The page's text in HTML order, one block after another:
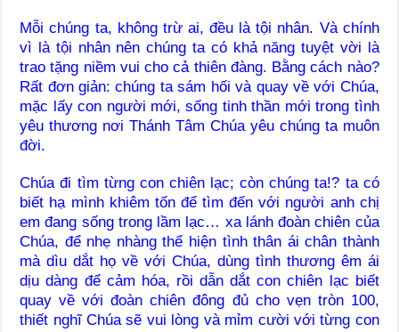
Mỗi chúng ta, không trừ ai, đều là tội nhân. Và chính
vì là tội nhân nên chúng ta có khả năng tuyệt vời là
trao tặng niềm vui cho cả thiên đàng. Bằng cách nào?
Rất đơn giản: chúng ta sám hối và quay về với Chúa,
mặc lấy con người mới, sống tinh thần mới trong tình
yêu thương nơi Thánh Tâm Chúa yêu chúng ta muôn
đời.
Chúa đi tìm từng con chiên lạc; còn chúng ta!? ta có
biết hạ mình khiêm tốn để tìm đến với người anh chị
em đang sống trong lầm lạc… xa lánh đoàn chiên của
Chúa, để nhẹ nhàng thể hiện tình thân ái chân thành
mà dìu dắt họ về với Chúa, dùng tình thương êm ái
dịu dàng để cảm hóa, rồi dẫn dắt con chiên lạc biết
quay về với đoàn chiên đông đủ cho vẹn tròn 100,
thiết nghĩ Chúa sẽ vui lòng và mỉm cười với từng con